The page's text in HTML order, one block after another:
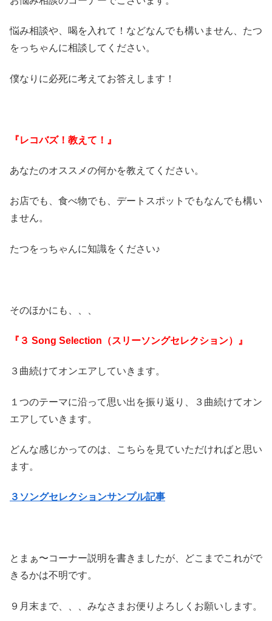
悩み相談や、喝を入れて！などなんでも構いません、たつ
をっちゃんに相談してください。
僕なりに必死に考えてお答えします！
『レコバズ！教えて！』
あなたのオススメの何かを教えてください。
お店でも、食べ物でも、デートスポットでもなんでも構い
ません。
たつをっちゃんに知識をください♪
そのほかにも、、、
『３ Song Selection（スリーソングセレクション）』
３曲続けてオンエアしていきます。
１つのテーマに沿って思い出を振り返り、３曲続けてオン
エアしていきます。
どんな感じかってのは、こちらを見ていただければと思い
ます。
３ソングセレクションサンプル記事
とまぁ〜コーナー説明を書きましたが、どこまでこれがで
きるかは不明です。
９月末まで、、、みなさまお便りよろしくお願いします。